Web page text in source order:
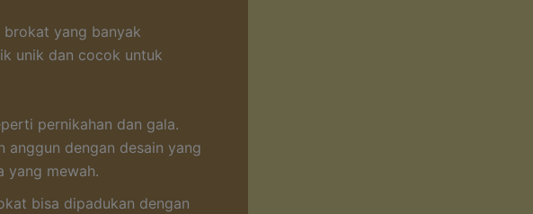
brokat yang banyak
unik dan cocok untuk
pernikahan dan gala.
anggun dengan desain yang
yang mewah.
bisa dipadukan dengan